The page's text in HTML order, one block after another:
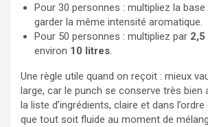
Pour 30 personnes : multipliez la base
garder la même intensité aromatique.
Pour 50 personnes : multipliez par 2,5
environ 10 litres.
Une règle utile quand on reçoit : mieux
large, car le punch se conserve très bien
la liste d’ingrédients, claire et dans
que tout soit fluide au moment de